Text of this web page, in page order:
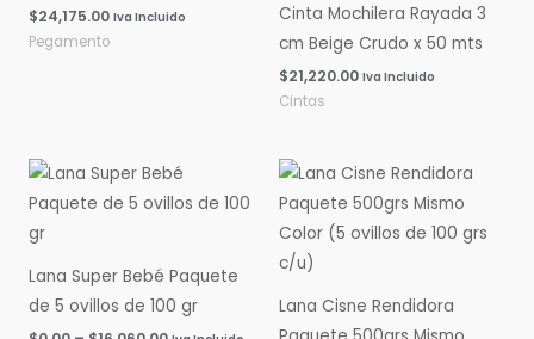
$24,175.00 Iva Incluido
Pegamento
Cinta Mochilera Rayada 3
cm Beige Crudo x 50 mts
$21,220.00 Iva Incluido
Cintas
Lana Super Bebé Paquete
de 5 ovillos de 100 gr
Rango
de
precios:
$16,060.00
Lana Cisne Rendidora
Rango
de
precios:
desde
$0.00